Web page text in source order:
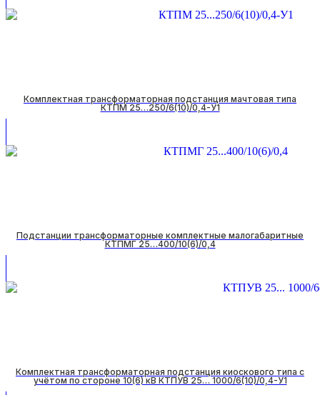
Комплектная трансформаторная подстанция мачтовая типа
КТПМ 25…250/6(10)/0,4-У1
Подстанции трансформаторные комплектные малогабаритные
КТПМГ 25…400/10(6)/0,4
Комплектная трансформаторная подстанция киоскового типа с
учётом по стороне 10(6) кВ КТПУВ 25… 1000/6(10)/0,4-У1